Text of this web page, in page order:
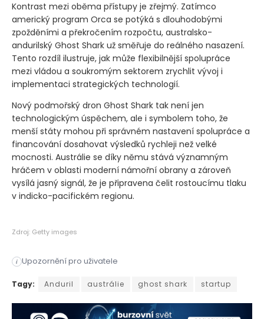
Kontrast mezi oběma přístupy je zřejmý. Zatímco
americký program Orca se potýká s dlouhodobými
zpožděními a překročením rozpočtu, australsko-
andurilský Ghost Shark už směřuje do reálného nasazení.
Tento rozdíl ilustruje, jak může flexibilnější spolupráce
mezi vládou a soukromým sektorem zrychlit vývoj i
implementaci strategických technologií.
Nový podmořský dron Ghost Shark tak není jen
technologickým úspěchem, ale i symbolem toho, že
menší státy mohou při správném nastavení spolupráce a
financování dosahovat výsledků rychleji než velké
mocnosti. Austrálie se díky němu stává významným
hráčem v oblasti moderní námořní obrany a zároveň
vysílá jasný signál, že je připravena čelit rostoucímu tlaku
v indicko-pacifickém regionu.
Zdroj: Getty images
i Upozornění pro uživatele
Austrálie ve spolupráci se společností Anduril dokázala to,
Tagy: Anduril austrálie ghost shark startup